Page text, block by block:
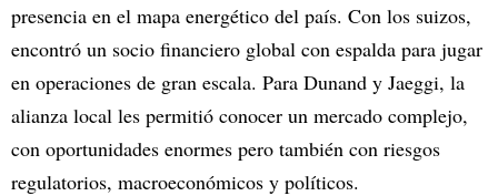
presencia en el mapa energético del país. Con los suizos,
encontró un socio financiero global con espalda para jugar
en operaciones de gran escala. Para Dunand y Jaeggi, la
alianza local les permitió conocer un mercado complejo,
con oportunidades enormes pero también con riesgos
regulatorios, macroeconómicos y políticos.